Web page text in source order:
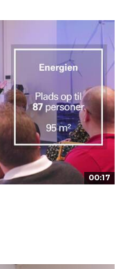
00:17